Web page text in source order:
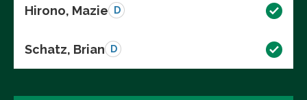
Hirono, Mazie D
Schatz, Brian D